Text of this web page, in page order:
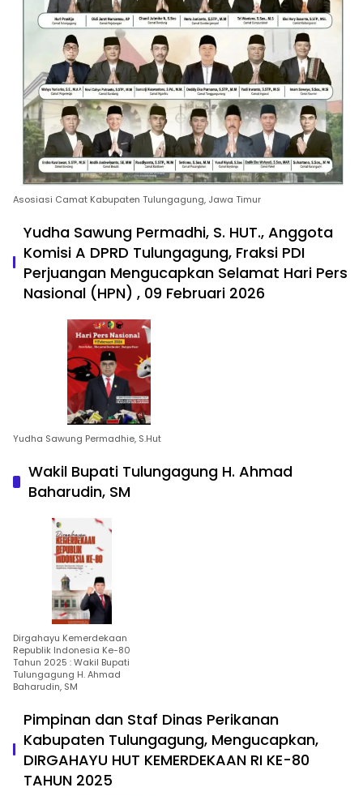
Asosiasi Camat Kabupaten Tulungagung, Jawa Timur
Yudha Sawung Permadhi, S. HUT., Anggota
Komisi A DPRD Tulungagung, Fraksi PDI
Perjuangan Mengucapkan Selamat Hari Pers
Nasional (HPN) , 09 Februari 2026
Yudha Sawung Permadhie, S.Hut
Wakil Bupati Tulungagung H. Ahmad
Baharudin, SM
Dirgahayu Kemerdekaan
Republik Indonesia Ke-80
Tahun 2025 : Wakil Bupati
Tulungagung H. Ahmad
Baharudin, SM
Pimpinan dan Staf Dinas Perikanan
Kabupaten Tulungagung, Mengucapkan,
DIRGAHAYU HUT KEMERDEKAAN RI KE-80
TAHUN 2025